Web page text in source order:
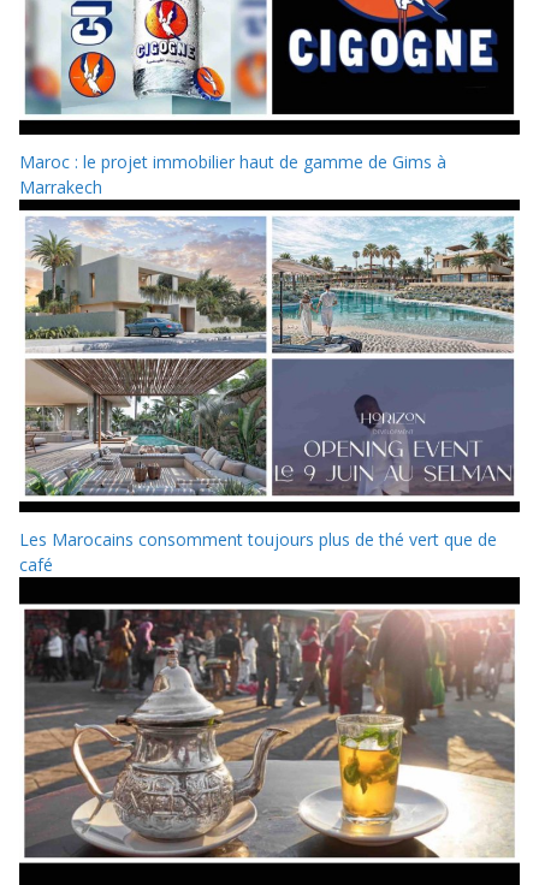
Maroc : le projet immobilier haut de gamme de Gims à
Marrakech
Les Marocains consomment toujours plus de thé vert que de
café